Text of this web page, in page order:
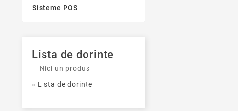
Sisteme POS
Lista de dorinte
Nici un produs
» Lista de dorinte